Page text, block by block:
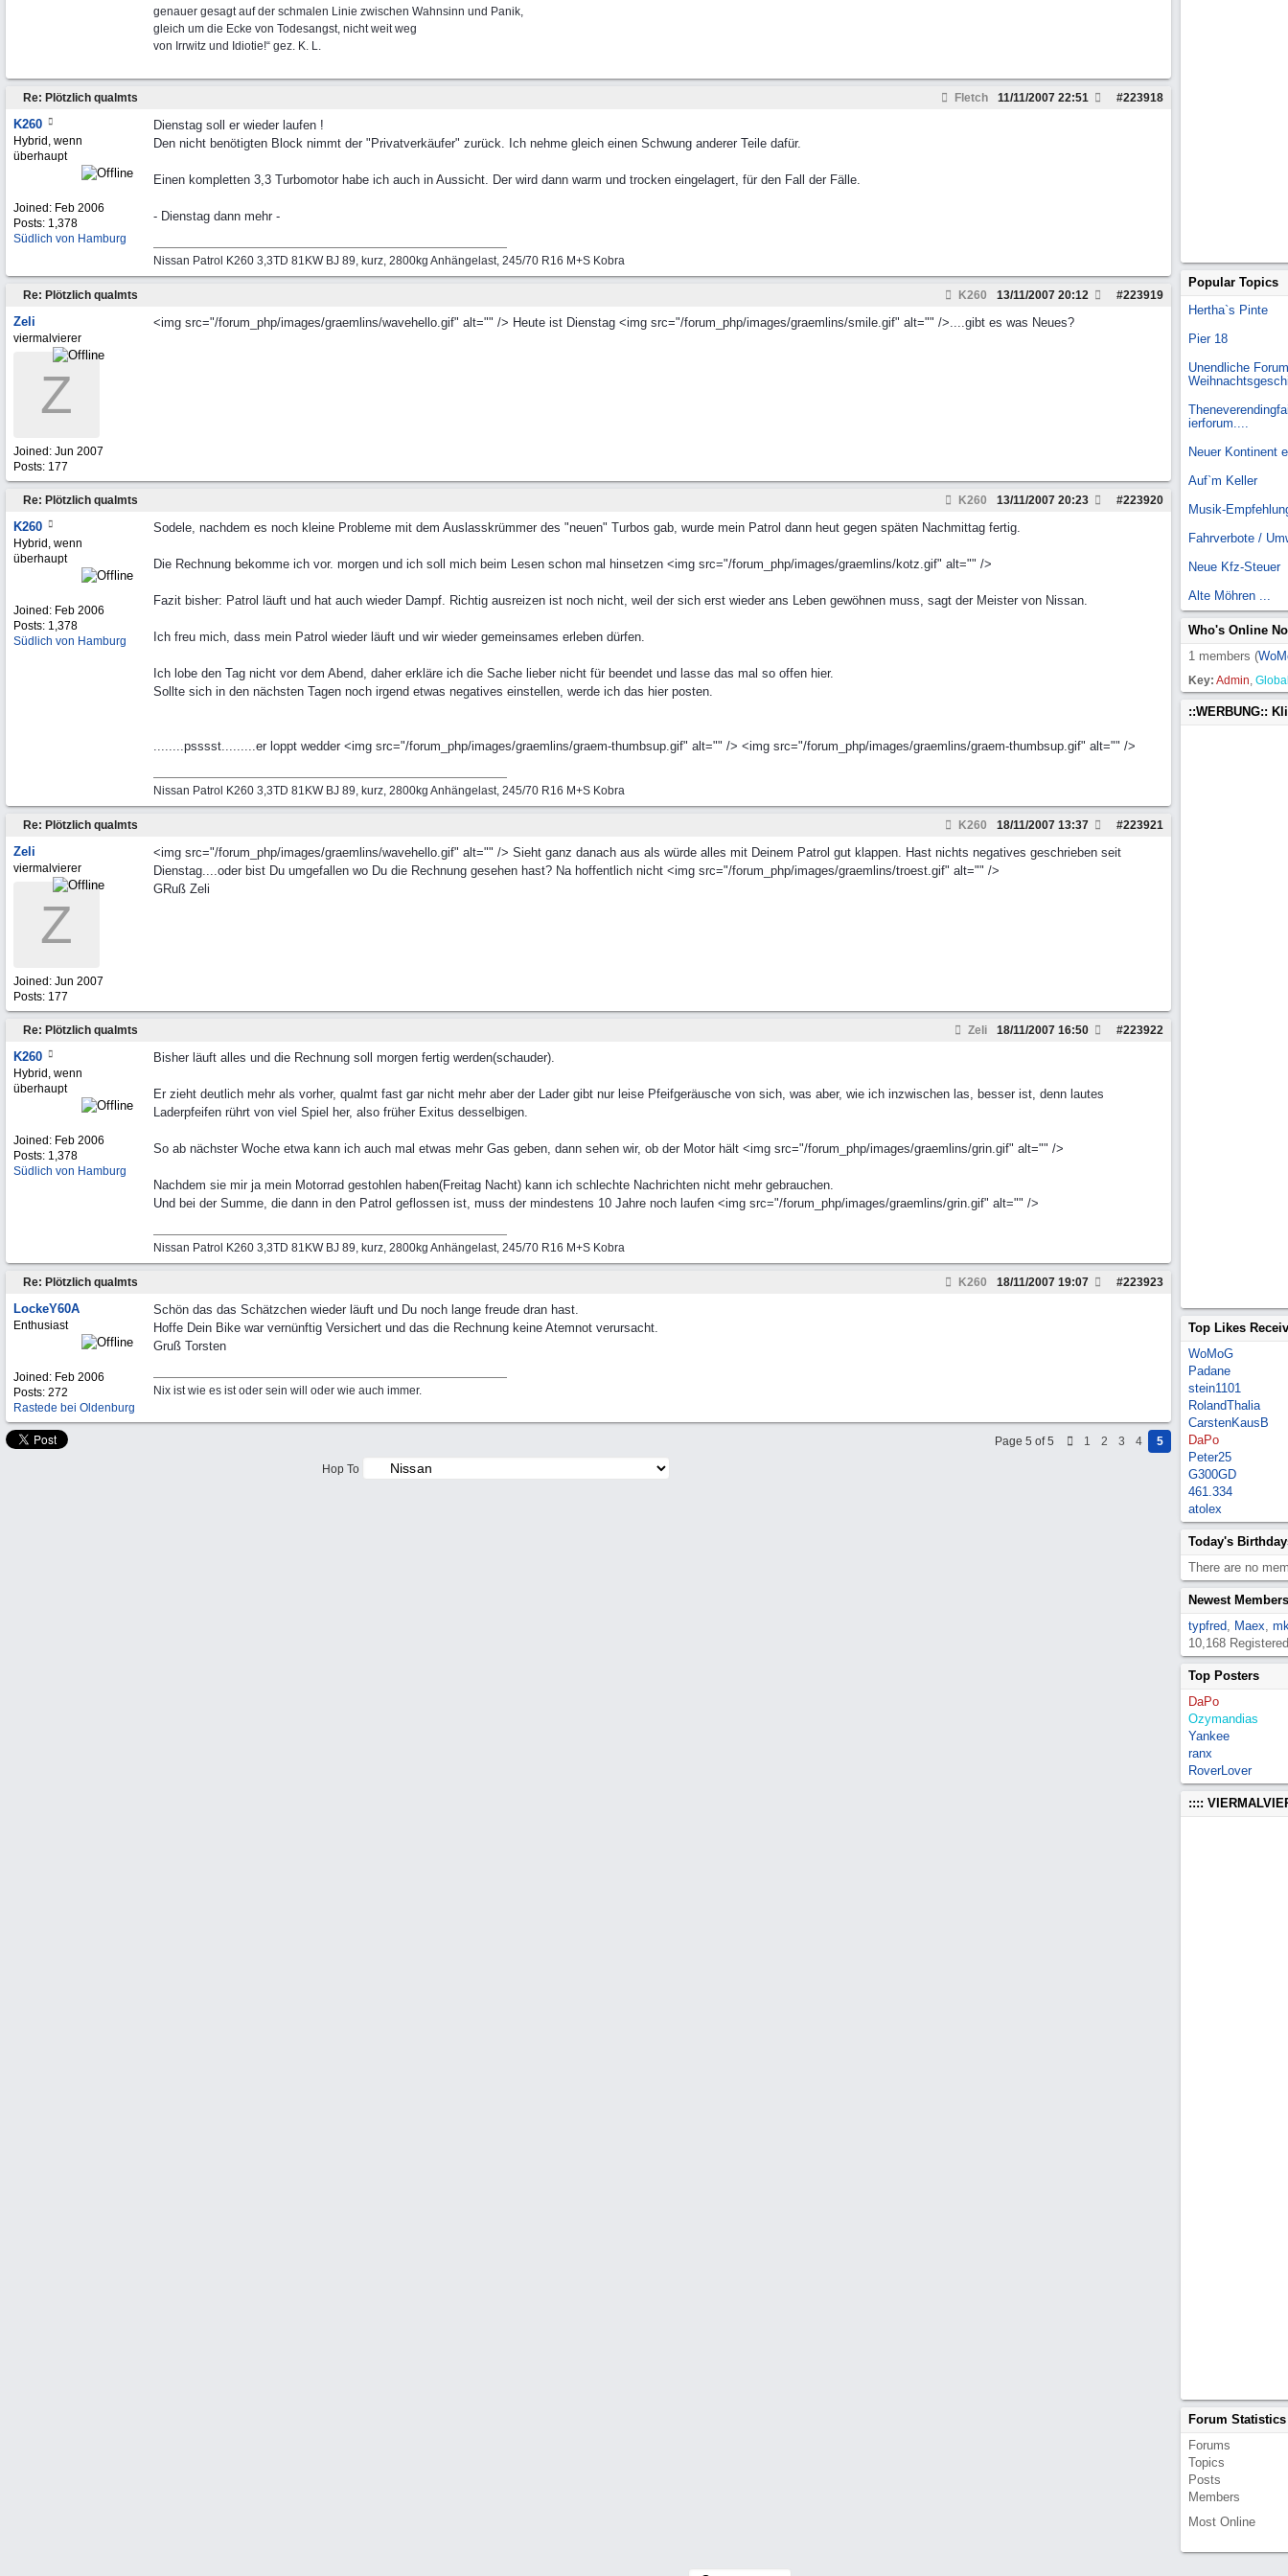
genauer gesagt auf der schmalen Linie zwischen Wahnsinn und Panik,
gleich um die Ecke von Todesangst, nicht weit weg
von Irrwitz und Idiotie!“ gez. K. L.
Re: Plötzlich qualmts Fletch #223918
11/11/2007 22:51
K260
Hybrid, wenn
überhaupt
Joined: Feb 2006
Posts: 1,378
Südlich von Hamburg
Dienstag soll er wieder laufen !
Den nicht benötigten Block nimmt der "Privatverkäufer" zurück. Ich nehme gleich einen Schwung anderer Teile dafür.
Einen kompletten 3,3 Turbomotor habe ich auch in Aussicht. Der wird dann warm und trocken eingelagert, für den Fall der Fälle.
- Dienstag dann mehr -
Nissan Patrol K260 3,3TD 81KW BJ 89, kurz, 2800kg Anhängelast, 245/70 R16 M+S Kobra
Re: Plötzlich qualmts K260 #223919
13/11/2007 20:12
Zeli
viermalvierer
Z
Joined: Jun 2007
Posts: 177
<img src="/forum_php/images/graemlins/wavehello.gif" alt="" /> Heute ist Dienstag <img src="/forum_php/images/graemlins/smile.gif" alt="" />....gibt es was Neues?
Re: Plötzlich qualmts K260 #223920
13/11/2007 20:23
K260
Hybrid, wenn
überhaupt
Joined: Feb 2006
Posts: 1,378
Südlich von Hamburg
Sodele, nachdem es noch kleine Probleme mit dem Auslasskrümmer des "neuen" Turbos gab, wurde mein Patrol dann heut gegen späten Nachmittag fertig.
Die Rechnung bekomme ich vor. morgen und ich soll mich beim Lesen schon mal hinsetzen <img src="/forum_php/images/graemlins/kotz.gif" alt="" />
Fazit bisher: Patrol läuft und hat auch wieder Dampf. Richtig ausreizen ist noch nicht, weil der sich erst wieder ans Leben gewöhnen muss, sagt der Meister von Nissan.
Ich freu mich, dass mein Patrol wieder läuft und wir wieder gemeinsames erleben dürfen.
Ich lobe den Tag nicht vor dem Abend, daher erkläre ich die Sache lieber nicht für beendet und lasse das mal so offen hier.
Sollte sich in den nächsten Tagen noch irgend etwas negatives einstellen, werde ich das hier posten.
........psssst.........er loppt wedder <img src="/forum_php/images/graemlins/graem-thumbsup.gif" alt="" /> <img src="/forum_php/images/graemlins/graem-thumbsup.gif" alt="" />
Nissan Patrol K260 3,3TD 81KW BJ 89, kurz, 2800kg Anhängelast, 245/70 R16 M+S Kobra
Re: Plötzlich qualmts K260 #223921
18/11/2007 13:37
Zeli
viermalvierer
Z
Joined: Jun 2007
Posts: 177
<img src="/forum_php/images/graemlins/wavehello.gif" alt="" /> Sieht ganz danach aus als würde alles mit Deinem Patrol gut klappen. Hast nichts negatives geschrieben seit
Dienstag....oder bist Du umgefallen wo Du die Rechnung gesehen hast? Na hoffentlich nicht <img src="/forum_php/images/graemlins/troest.gif" alt="" />
GRuß Zeli
Re: Plötzlich qualmts Zeli #223922
18/11/2007 16:50
K260
Hybrid, wenn
überhaupt
Joined: Feb 2006
Posts: 1,378
Südlich von Hamburg
Bisher läuft alles und die Rechnung soll morgen fertig werden(schauder).
Er zieht deutlich mehr als vorher, qualmt fast gar nicht mehr aber der Lader gibt nur leise Pfeifgeräusche von sich, was aber, wie ich inzwischen las, besser ist, denn lautes
Laderpfeifen rührt von viel Spiel her, also früher Exitus desselbigen.
So ab nächster Woche etwa kann ich auch mal etwas mehr Gas geben, dann sehen wir, ob der Motor hält <img src="/forum_php/images/graemlins/grin.gif" alt="" />
Nachdem sie mir ja mein Motorrad gestohlen haben(Freitag Nacht) kann ich schlechte Nachrichten nicht mehr gebrauchen.
Und bei der Summe, die dann in den Patrol geflossen ist, muss der mindestens 10 Jahre noch laufen <img src="/forum_php/images/graemlins/grin.gif" alt="" />
Nissan Patrol K260 3,3TD 81KW BJ 89, kurz, 2800kg Anhängelast, 245/70 R16 M+S Kobra
Re: Plötzlich qualmts K260 #223923
18/11/2007 19:07
LockeY60A
Enthusiast
Joined: Feb 2006
Posts: 272
Rastede bei Oldenburg
Schön das das Schätzchen wieder läuft und Du noch lange freude dran hast.
Hoffe Dein Bike war vernünftig Versichert und das die Rechnung keine Atemnot verursacht.
Gruß Torsten
Nix ist wie es ist oder sein will oder wie auch immer.
Page 5 of 5 1 2 3 4 5
Hop To
Popular Topics
Hertha`s Pinte
Pier 18
Unendliche
ierforum....
Neuer Kontinent
Auf`m Keller
Musik-
Fahrverbote /
Neue Kfz-Steuer
Alte Möhren ...
Who's Online
1 members (
Key: Admin,
::WERBUNG::
Top Likes
WoMoG
Padane
stein1101
RolandThalia
CarstenKausB
DaPo
Peter25
G300GD
461.334
atolex
Today's
There are no
Newest Members
typfred, Maex,
10,168
Top Posters
DaPo
Ozymandias
Yankee
ranx
RoverLover
::::
Forum Statistics
Forums
Topics
Posts
Members
Most Online